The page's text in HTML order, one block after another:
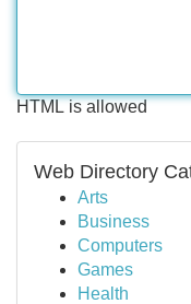
HTML is allowed
Web Directory
Arts
Business
Computers
Games
Health